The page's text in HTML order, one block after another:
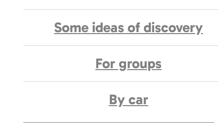
Some ideas of discovery
For groups
By car